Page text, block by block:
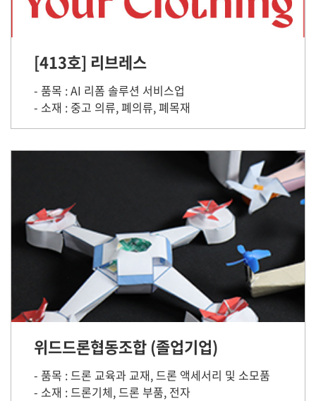
[413호] 리브레스
- 품목 : AI 리폼 솔루션 서비스업
- 소재 : 중고 의류, 폐의류, 폐목재
위드드론협동조합 (졸업기업)
- 품목 : 드론 교육과 교재, 드론 액세서리 및 소모품
- 소재 : 드론기체, 드론 부품, 전자